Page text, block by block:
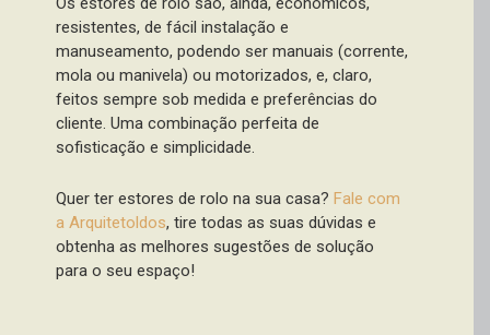
resistentes, de fácil instalação e
manuseamento, podendo ser manuais (corrente,
mola ou manivela) ou motorizados, e, claro,
feitos sempre sob medida e preferências do
cliente. Uma combinação perfeita de
sofisticação e simplicidade.
Quer ter estores de rolo na sua casa? Fale com
a Arquitetoldos, tire todas as suas dúvidas e
obtenha as melhores sugestões de solução
para o seu espaço!